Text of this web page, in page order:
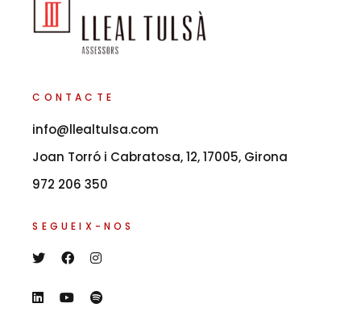
CONTACTE
info@llealtulsa.com
Joan Torró i Cabratosa, 12, 17005, Girona
972 206 350
SEGUEIX-NOS